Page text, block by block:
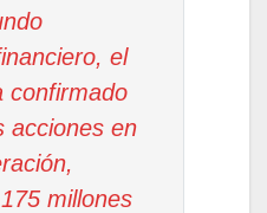
el
confirmado
acciones en
millones